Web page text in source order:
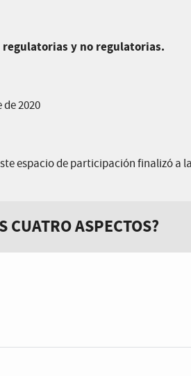
y no regulatorias.
2020
espacio de participación finalizó a
CUATRO ASPECTOS?